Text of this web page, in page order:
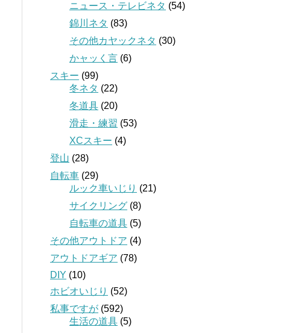
ニュース・テレビネタ (54)
錦川ネタ (83)
その他カヤックネタ (30)
かャッく言 (6)
スキー (99)
冬ネタ (22)
冬道具 (20)
滑走・練習 (53)
XCスキー (4)
登山 (28)
自転車 (29)
ルック車いじり (21)
サイクリング (8)
自転車の道具 (5)
その他アウトドア (4)
アウトドアギア (78)
DIY (10)
ホビオいじり (52)
私事ですが (592)
生活の道具 (5)